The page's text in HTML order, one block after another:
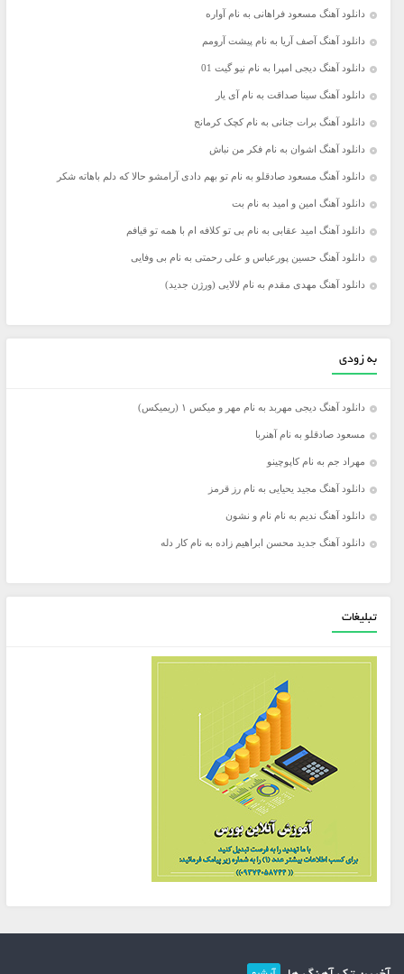
دانلود آهنگ مسعود فراهانی به نام آواره
دانلود آهنگ آصف آریا به نام پیشت آرومم
دانلود آهنگ دیجی امپرا به نام نیو گیت 01
دانلود آهنگ سینا صداقت به نام آی یار
دانلود آهنگ برات جنانی به نام کچک کرمانج
دانلود آهنگ اشوان به نام فکر من نباش
دانلود آهنگ مسعود صادقلو به نام تو بهم دادی آرامشو حالا که دلم باهاته شکر
دانلود آهنگ امین و امید به نام بت
دانلود آهنگ امید عقابی به نام ﺑﻰ ﺗﻮ ﻛﻠﺎﻓﻪ ام ﺑﺎ ﻫﻤﻪ ﺗﻮ ﻗﻴﺎﻓﻢ
دانلود آهنگ حسین پورعباس و علی رحمتی به نام بی وفایی
دانلود آهنگ مهدی مقدم به نام لالایی (ورژن جدید)
به زودی
دانلود آهنگ دیجی مهربد به نام مهر و میکس ۱ (ریمیکس)
مسعود صادقلو به نام آهنربا
مهراد جم به نام کاپوچینو
دانلود آهنگ مجید یحیایی به نام رز قرمز
دانلود آهنگ ندیم به نام نام و نشون
دانلود آهنگ جدید محسن ابراهیم زاده به نام کار دله
تبلیغات